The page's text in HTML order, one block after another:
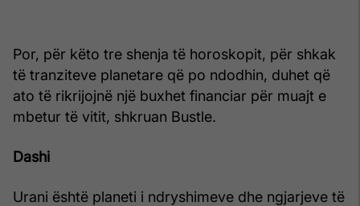
Por, për këto tre shenja të horoskopit, për shkak
të tranziteve planetare që po ndodhin, duhet që
ato të rikrijojnë një buxhet financiar për muajt e
mbetur të vitit, shkruan Bustle.
Dashi
Urani është planeti i ndryshimeve dhe ngjarjeve të